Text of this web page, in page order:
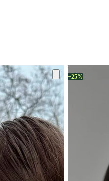
−25%